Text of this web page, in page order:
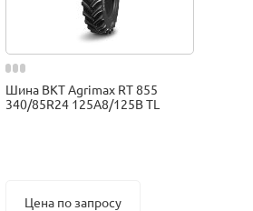
Шина BKT Agrimax RT 855
340/85R24 125A8/125B TL
Цена по запросу